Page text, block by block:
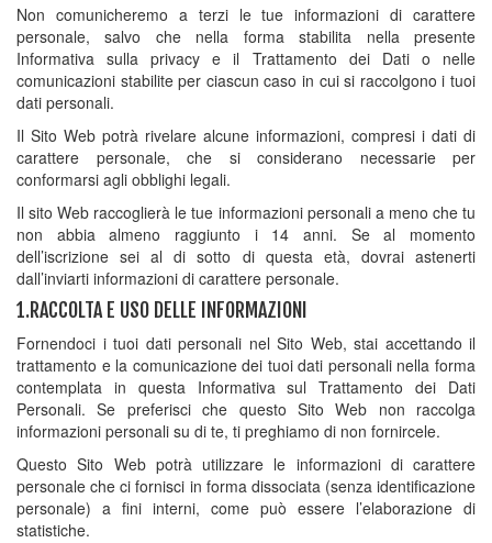
Non comunicheremo a terzi le tue informazioni di carattere
personale, salvo che nella forma stabilita nella presente
Informativa sulla privacy e il Trattamento dei Dati o nelle
comunicazioni stabilite per ciascun caso in cui si raccolgono i tuoi
dati personali.
Il Sito Web potrà rivelare alcune informazioni, compresi i dati di
carattere personale, che si considerano necessarie per
conformarsi agli obblighi legali.
Il sito Web raccoglierà le tue informazioni personali a meno che tu
non abbia almeno raggiunto i 14 anni. Se al momento
dell’iscrizione sei al di sotto di questa età, dovrai astenerti
dall’inviarti informazioni di carattere personale.
1.RACCOLTA E USO DELLE INFORMAZIONI
Fornendoci i tuoi dati personali nel Sito Web, stai accettando il
trattamento e la comunicazione dei tuoi dati personali nella forma
contemplata in questa Informativa sul Trattamento dei Dati
Personali. Se preferisci che questo Sito Web non raccolga
informazioni personali su di te, ti preghiamo di non fornircele.
Questo Sito Web potrà utilizzare le informazioni di carattere
personale che ci fornisci in forma dissociata (senza identificazione
personale) a fini interni, come può essere l’elaborazione di
statistiche.